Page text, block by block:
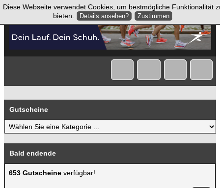
Gutscheine
Bald endende
653 Gutscheine verfügbar!
Diese Webseite verwendet Cookies, um bestmögliche Funktionalität
bieten.
Details ansehen? Zustimmen